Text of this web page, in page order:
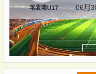
喀麦隆U17 06月